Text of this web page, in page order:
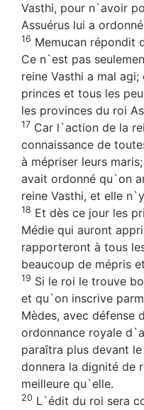
Vasthi, pour n`avoir
Assuérus lui a
16 Memucan répondit
Ce n`est pas
reine Vasthi a mal
princes et tous les
les provinces du roi
17 Car l`action de la
connaissance de
à mépriser leurs
avait ordonné qu`on
reine Vasthi, et elle
18 Et dès ce jour les
Médie qui auront
rapporteront à tous
beaucoup de mépris
19 Si le roi le trouve
et qu`on inscrive
Mèdes, avec défense
ordonnance royale
paraîtra plus devant
donnera la dignité de
meilleure qu`elle.
20 L`édit du roi sera